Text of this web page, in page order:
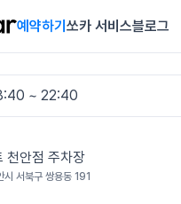
예약하기 쏘카 서비스블로그
~ 22:40
렌터카
천안점 주차장
시 서북구 쌍용동 191